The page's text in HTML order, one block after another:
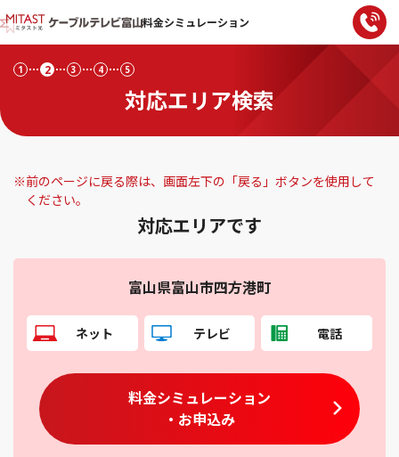
料金シミュレーション
対応エリア検索
1 2 3 4 5
※前のページに戻る際は、画面左下の「戻る」ボタンを使用して
ください。
対応エリアです
富山県富山市四方港町
ネット テレビ 電話
料金シミュレーション
・お申込み